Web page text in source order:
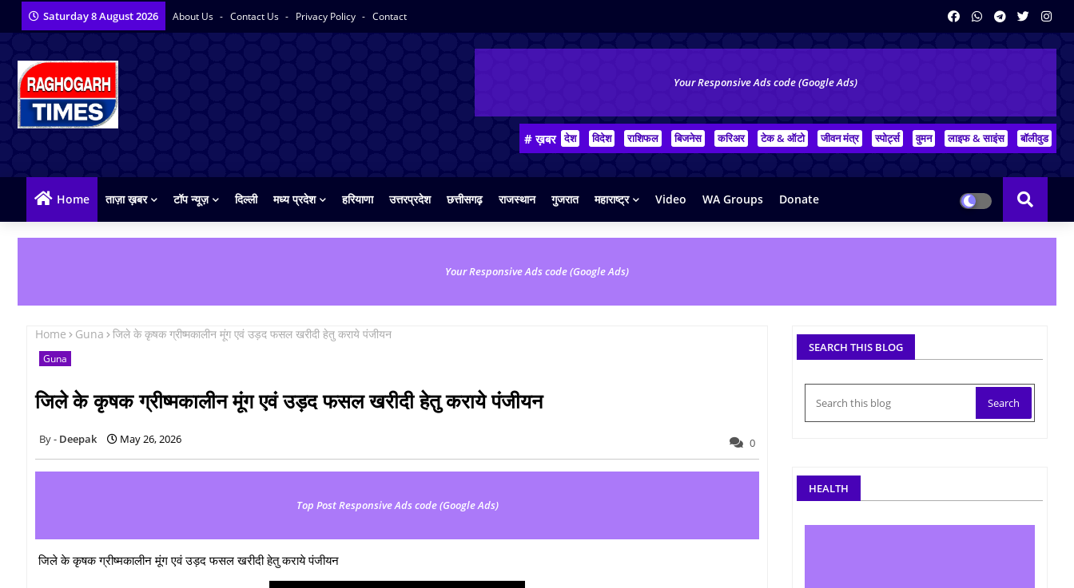
Saturday 8 August 2026 About Us Contact Us Privacy Policy Contact
Your Responsive Ads code (Google Ads)
# ख़बर देश विदेश राशिफल बिजनेस करिअर टेक & ऑटो जीवन मंत्र स्पोर्ट्स वुमन लाइफ & साइंस बॉलीवुड
Home ताज़ा ख़बर टॉप न्यूज़ दिल्ली मध्य प्रदेश हरियाणा उत्तरप्रदेश छत्तीसगढ़ राजस्थान गुजरात महाराष्ट्र Video WA Groups Donate
Your Responsive Ads code (Google Ads)
Home Guna जिले के कृषक ग्रीष्मकालीन मूंग एवं उड़द फसल खरीदी हेतु कराये पंजीयन
Guna
जिले के कृषक ग्रीष्मकालीन मूंग एवं उड़द फसल खरीदी हेतु कराये पंजीयन
Deepak May 26, 2026 0
Top Post Responsive Ads code (Google Ads)
जिले के कृषक ग्रीष्मकालीन मूंग एवं उड़द फसल खरीदी हेतु कराये पंजीयन
SEARCH THIS BLOG
HEALTH